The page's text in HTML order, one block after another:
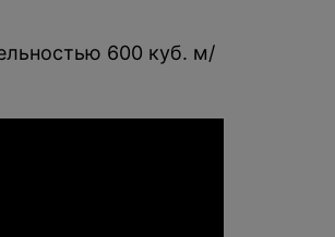
600 куб. м/